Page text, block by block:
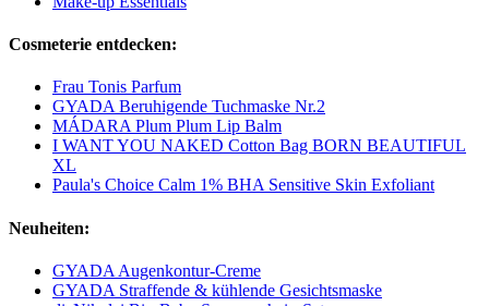
Cosmeterie entdecken:
Frau Tonis Parfum
GYADA Beruhigende Tuchmaske Nr.2
MÁDARA Plum Plum Lip Balm
I WANT YOU NAKED Cotton Bag BORN BEAUTIFUL
XL
Paula's Choice Calm 1% BHA Sensitive Skin Exfoliant
Neuheiten:
GYADA Augenkontur-Creme
GYADA Straffende & kühlende Gesichtsmaske